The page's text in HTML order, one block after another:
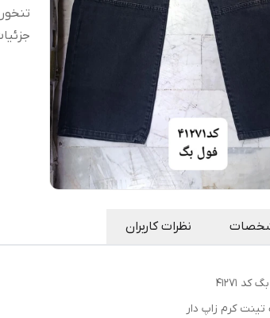
تنخور
نظرات کاربران
41271
کرم زاپ دار